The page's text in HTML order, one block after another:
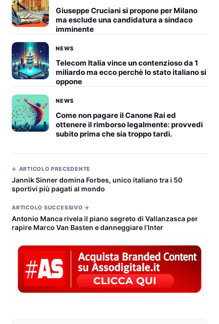
Giuseppe Cruciani si propone per Milano
ma esclude una candidatura a sindaco
imminente
NEWS
Telecom Italia vince un contenzioso da 1
miliardo ma ecco perchè lo stato italiano si
oppone
NEWS
Come non pagare il Canone Rai ed
ottenere il rimborso legalmente: provvedi
subito prima che sia troppo tardi.
← ARTICOLO PRECEDENTE
Jannik Sinner domina Forbes, unico italiano tra i 50
sportivi più pagati al mondo
ARTICOLO SUCCESSIVO →
Antonio Manca rivela il piano segreto di Vallanzasca per
rapire Marco Van Basten e danneggiare l’Inter